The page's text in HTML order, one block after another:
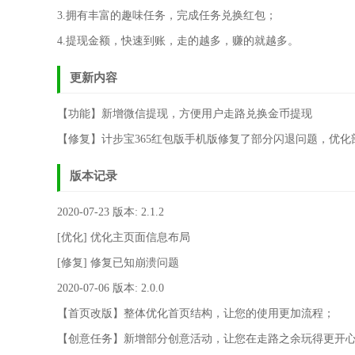
3.拥有丰富的趣味任务，完成任务兑换红包；
4.提现金额，快速到账，走的越多，赚的就越多。
更新内容
【功能】新增微信提现，方便用户走路兑换金币提现
【修复】计步宝365红包版手机版修复了部分闪退问题，优
版本记录
2020-07-23 版本: 2.1.2
[优化] 优化主页面信息布局
[修复] 修复已知崩溃问题
2020-07-06 版本: 2.0.0
【首页改版】整体优化首页结构，让您的使用更加流程；
【创意任务】新增部分创意活动，让您在走路之余玩得更开心